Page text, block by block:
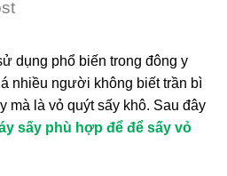
dụng phổ biến trong đông y
nhiều người không biết trần bì
mà là vỏ quýt sấy khô. Sau đây
sấy phù hợp để để sấy vỏ